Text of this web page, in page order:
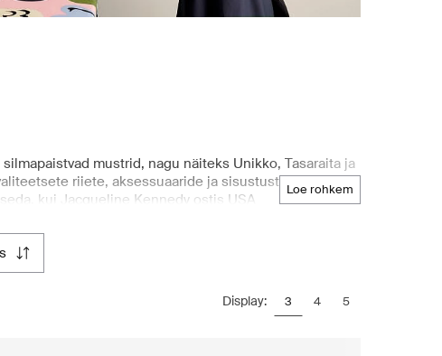
loe rohkem
mustrid, nagu näiteks Unikko, Tasaraita ja
riiete, aksessuaaride ja sisustustoodete
kui Jacqueline Kennedy ostis USA
lennuki Marimekko mustritega kaunistamisel tõstis
kureeritud tootevalik Boozt.com e-poes. Põhjamaade
meeldiva ostlemiskogemuse.
Display: 3 4 5